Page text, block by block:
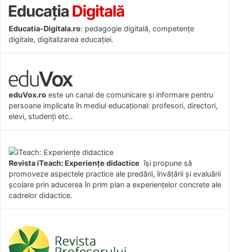
Educatia-Digitala.ro: pedagogie digitală, competențe
digitale, digitalizarea educației.
eduVox.ro este un canal de comunicare și informare pentru
persoane implicate în mediul educațional: profesori, directori,
elevi, studenți etc..
Revista iTeach: Experienţe didactice îşi propune să
promoveze aspectele practice ale predării, învăţării şi evaluării
şcolare prin aducerea în prim plan a experienţelor concrete ale
cadrelor didactice.